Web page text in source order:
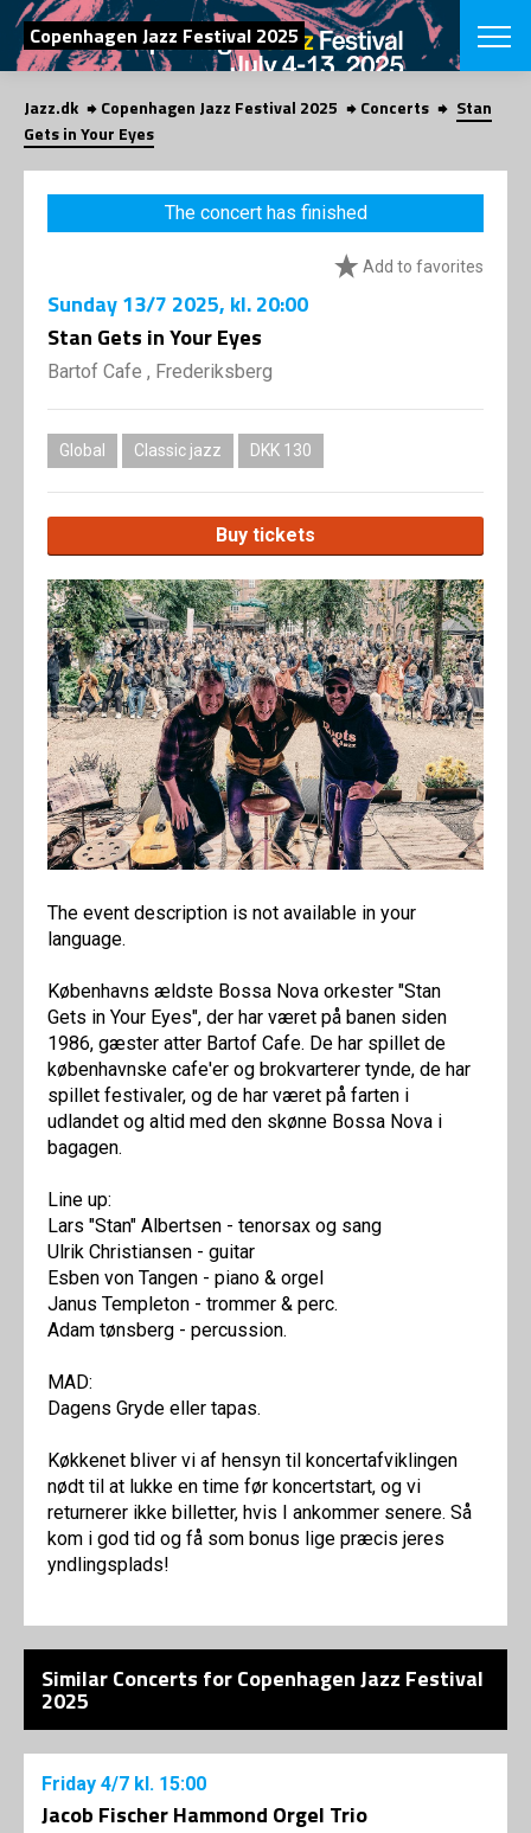
SEARCH
Copenhagen Jazz Festival 2025
Danish
CHOOSE
VINTERJAZZ
Themes
LOCATIONS
SHOP
Jazz.dk Copenhagen Jazz Festival 2025 Concerts
Stan
Gets in Your Eyes
The concert has finished
Add to favorites
Sunday13/7 2025, kl. 20:00
Stan Gets in Your Eyes
Bartof Cafe , Frederiksberg
Global Classic jazz DKK 130
Buy tickets
The event description is not available in your
language.
Københavns ældste Bossa Nova orkester "Stan
Gets in Your Eyes", der har været på banen siden
1986, gæster atter Bartof Cafe. De har spillet de
københavnske cafe'er og brokvarterer tynde, de har
spillet festivaler, og de har været på farten i
udlandet og altid med den skønne Bossa Nova i
bagagen.
Line up:
Lars "Stan" Albertsen - tenorsax og sang
Ulrik Christiansen - guitar
Esben von Tangen - piano & orgel
Janus Templeton - trommer & perc.
Adam tønsberg - percussion.
MAD:
Dagens Gryde eller tapas.
Køkkenet bliver vi af hensyn til koncertafviklingen
nødt til at lukke en time før koncertstart, og vi
returnerer ikke billetter, hvis I ankommer senere. Så
kom i god tid og få som bonus lige præcis jeres
yndlingsplads!
Similar Concerts for Copenhagen Jazz Festival
2025
Friday 4/7 kl. 15:00
Jacob Fischer Hammond Orgel Trio